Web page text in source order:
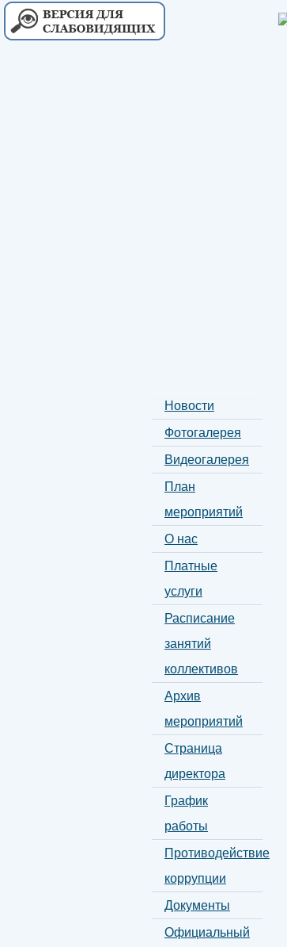
Новости
Фотогалерея
Видеогалерея
План
мероприятий
О нас
Платные
услуги
Расписание
занятий
коллективов
Архив
мероприятий
Страница
директора
График
работы
Противодействие
коррупции
Документы
Официальный